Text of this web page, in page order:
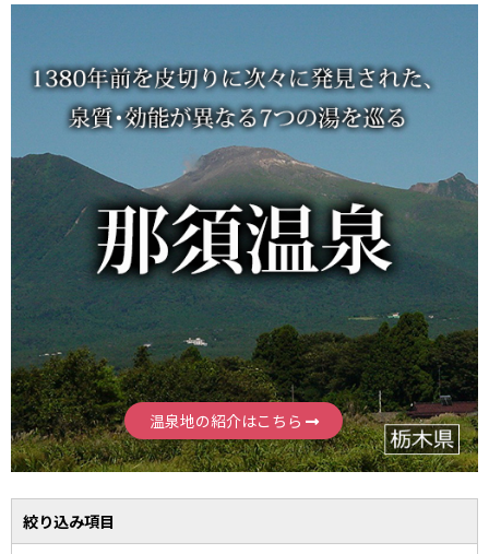
温泉地の紹介はこちら
絞り込み項目